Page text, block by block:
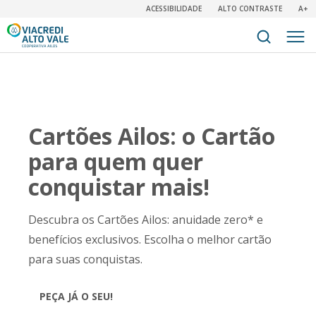
ACESSIBILIDADE ALTO CONTRASTE A+
Cartões Ailos: o Cartão
para quem quer
conquistar mais!
Descubra os Cartões Ailos: anuidade zero* e
benefícios exclusivos. Escolha o melhor cartão
para suas conquistas.
PEÇA JÁ O SEU!